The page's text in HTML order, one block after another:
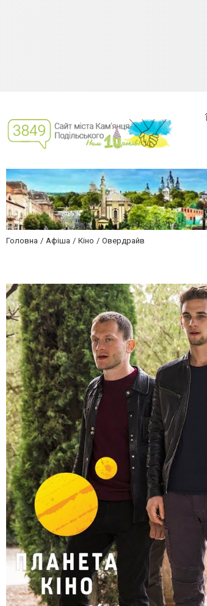
Головна Афіша Кіно Овердрайв